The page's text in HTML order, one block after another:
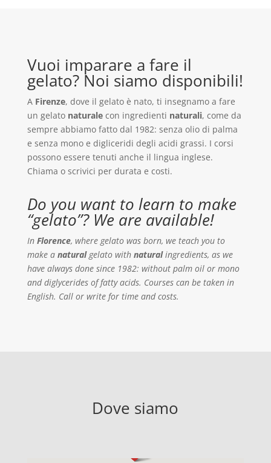
Vuoi imparare a fare il
gelato? Noi siamo disponibili!
A Firenze, dove il gelato è nato, ti insegnamo a fare
un gelato naturalecon ingredienti naturali, come da
sempre abbiamo fatto dal 1982: senza olio di palma
e senza mono e digliceridi degli acidi grassi. I corsi
possono essere tenuti anche il lingua inglese.
Chiama o scrivici per durata e costi.
Do you want to learn to make
“gelato”? We are available!
In Florence, where gelato was born, we teach you to
make a naturalgelato with naturalingredients, as we
have always done since 1982: without palm oil or mono
and diglycerides of fatty acids. Courses can be taken in
English. Call or write for time and costs.
Dove siamo